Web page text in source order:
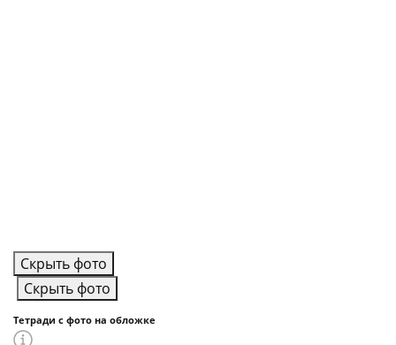
Скрыть фото
Скрыть фото
Тетради с фото на обложке